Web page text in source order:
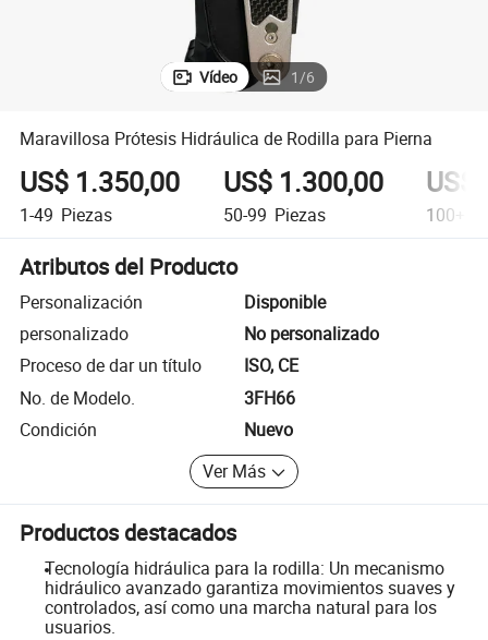
Vídeo 1/6
Maravillosa Prótesis Hidráulica de Rodilla para Pierna
US$ 1.350,00
1-49 Piezas
US$ 1.300,00
50-99 Piezas
US$
100+
Atributos del Producto
Personalización
Disponible
personalizado
No personalizado
Proceso de dar un título
ISO, CE
No. de Modelo.
3FH66
Condición
Nuevo
Ver Más
Productos destacados
Tecnología hidráulica para la rodilla: Un mecanismo
hidráulico avanzado garantiza movimientos suaves y
controlados, así como una marcha natural para los
usuarios.